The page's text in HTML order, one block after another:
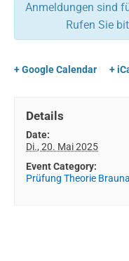
Anmeldungen sind
Rufen Sie
+ Google Calendar +
Details
Date:
Di., 20. Mai 2025
Event Category:
Prüfung Theorie